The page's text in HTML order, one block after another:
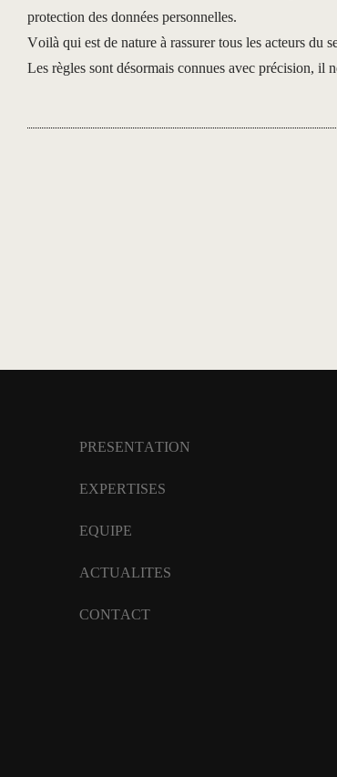
protection des données personnelles.
Voilà qui est de nature à rassurer tous les acteurs du
Les règles sont désormais connues avec précision, il
PRESENTATION
EXPERTISES
EQUIPE
ACTUALITES
CONTACT